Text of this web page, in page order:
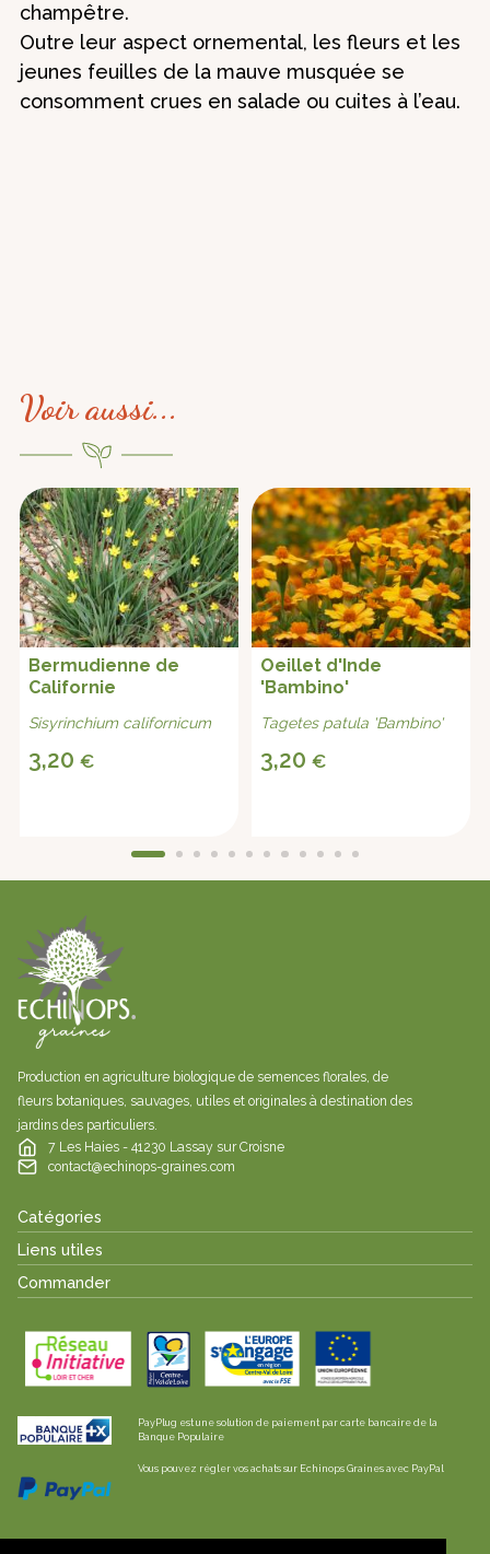
champêtre.
Outre leur aspect ornemental, les fleurs et les
jeunes feuilles de la mauve musquée se
consomment crues en salade ou cuites à l’eau.
Voir aussi...
Bermudienne de
Californie
Sisyrinchium californicum
3,20 €
Oeillet d'Inde
'Bambino'
Tagetes patula 'Bambino'
3,20 €
Production en agriculture biologique de semences florales, de
fleurs botaniques, sauvages, utiles et originales à destination des
jardins des particuliers.
7 Les Haies - 41230 Lassay sur Croisne
contact@echinops-graines.com
Catégories
Liens utiles
Commander
PayPlug est une solution de paiement par carte bancaire de la
Banque Populaire
Vous pouvez régler vos achats sur Echinops Graines avec PayPal